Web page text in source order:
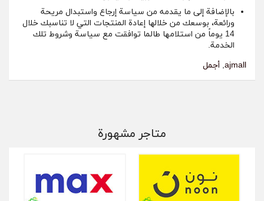
بالإضافة إلى ما يقدمه من سياسة إرجاع واستبدال مريحة
ورائعة، بوسعك من خلالها إعادة المنتجات التي لا تناسبك خلال
14 يوماً من استلامها طالما توافقت مع سياسة وشروط تلك
الخدمة.
ajmall
, أجمل
متاجر مشهورة